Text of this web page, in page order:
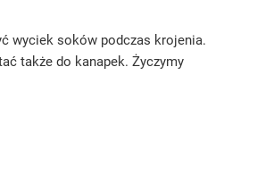
wyciek soków podczas krojenia.
także do kanapek. Życzymy